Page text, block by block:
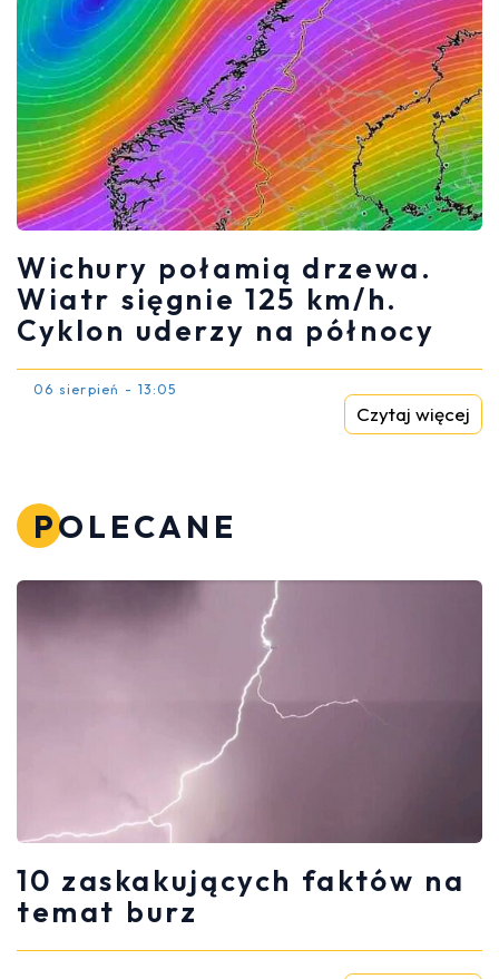
Wichury połamią drzewa.
Wiatr sięgnie 125 km/h.
Cyklon uderzy na północy
06 sierpień - 13:05
Czytaj więcej
POLECANE
10 zaskakujących faktów na
temat burz